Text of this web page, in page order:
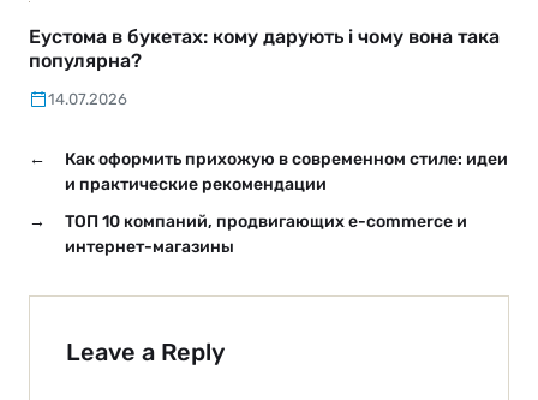
Еустома в букетах: кому дарують і чому вона така
популярна?
14.07.2026
←
Как оформить прихожую в современном стиле: идеи
и практические рекомендации
→
ТОП 10 компаний, продвигающих e-commerce и
интернет-магазины
Leave a Reply